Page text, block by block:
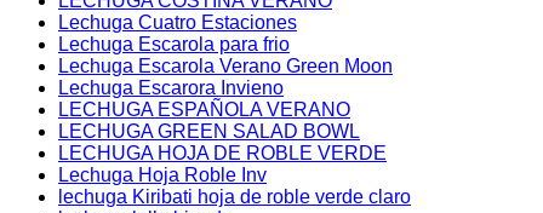
Lechuga Cuatro Estaciones
Lechuga Escarola para frio
Lechuga Escarola Verano Green Moon
Lechuga Escarora Invieno
LECHUGA ESPAÑOLA VERANO
LECHUGA GREEN SALAD BOWL
LECHUGA HOJA DE ROBLE VERDE
Lechuga Hoja Roble Inv
lechuga Kiribati hoja de roble verde claro